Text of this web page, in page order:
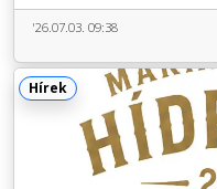
'26.07.03. 09:38
Hírek